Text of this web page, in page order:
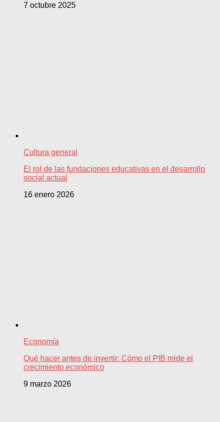
7 octubre 2025
Cultura general
El rol de las fundaciones educativas en el desarrollo
social actual
16 enero 2026
Economía
Qué hacer antes de invertir: Cómo el PIB mide el
crecimiento económico
9 marzo 2026